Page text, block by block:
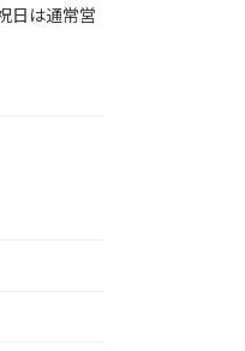
日は通常営